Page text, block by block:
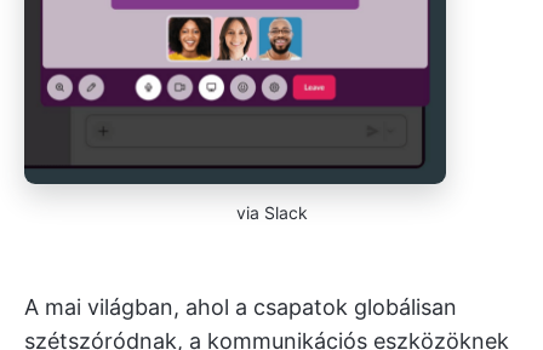
via Slack
A mai világban, ahol a csapatok globálisan
szétszóródnak, a kommunikációs eszközöknek